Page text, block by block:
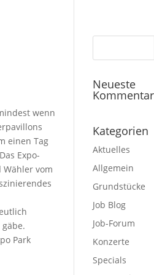
wenn
einen Tag
Expo-
vom
Park
Neueste
Kategorien
Aktuelles
Allgemein
Grundstücke
Job Blog
Job-Forum
Konzerte
Specials